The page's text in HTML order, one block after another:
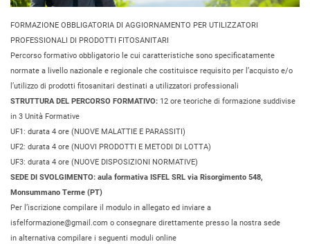
FORMAZIONE OBBLIGATORIA DI AGGIORNAMENTO PER UTILIZZATORI
PROFESSIONALI DI PRODOTTI FITOSANITARI
Percorso formativo obbligatorio le cui caratteristiche sono specificatamente
normate a livello nazionale e regionale che costituisce requisito per l’acquisto e/o
l’utilizzo di prodotti fitosanitari destinati a utilizzatori professionali
STRUTTURA DEL PERCORSO FORMATIVO: 12 ore teoriche di formazione suddivise
in 3 Unità Formative
UF1: durata 4 ore (NUOVE MALATTIE E PARASSITI)
UF2: durata 4 ore (NUOVI PRODOTTI E METODI DI LOTTA)
UF3: durata 4 ore (NUOVE DISPOSIZIONI NORMATIVE)
SEDE DI SVOLGIMENTO: aula formativa ISFEL SRL via Risorgimento 548,
Monsummano Terme (PT)
Per l’iscrizione compilare il modulo in allegato ed inviare a
isfelformazione@gmail.com o consegnare direttamente presso la nostra sede
in alternativa compilare i seguenti moduli online